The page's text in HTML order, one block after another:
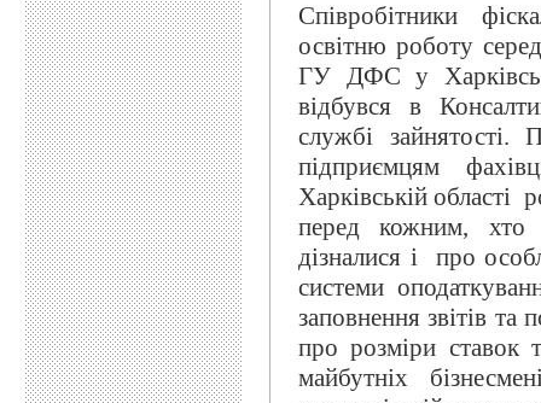
Співробітники
освітню роботу
ГУ ДФС у
відбувся в
службі зайнятості.
підприємцям
Харківській області
перед кожним, хто
дізналися і про
системи
заповнення звітів та
про розміри ставок
майбутніх